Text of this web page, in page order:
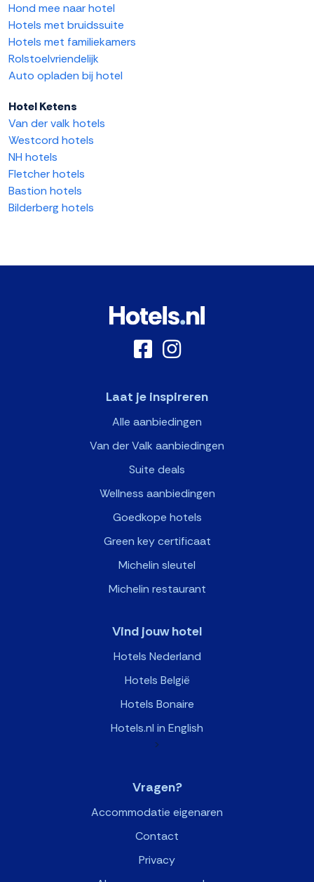
Hond mee naar hotel
Hotels met bruidssuite
Hotels met familiekamers
Rolstoelvriendelijk
Auto opladen bij hotel
Hotel Ketens
Van der valk hotels
Westcord hotels
NH hotels
Fletcher hotels
Bastion hotels
Bilderberg hotels
Laat je inspireren
Alle aanbiedingen
Van der Valk aanbiedingen
Suite deals
Wellness aanbiedingen
Goedkope hotels
Green key certificaat
Michelin sleutel
Michelin restaurant
Vind jouw hotel
Hotels Nederland
Hotels België
Hotels Bonaire
Hotels.nl in English
>
Vragen?
Accommodatie eigenaren
Contact
Privacy